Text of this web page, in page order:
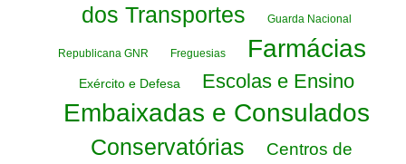
dos Transportes
Guarda Nacional
Republicana GNR Freguesias Farmácias
Exército e Defesa Escolas e Ensino
Embaixadas e Consulados
Conservatórias
Centros de